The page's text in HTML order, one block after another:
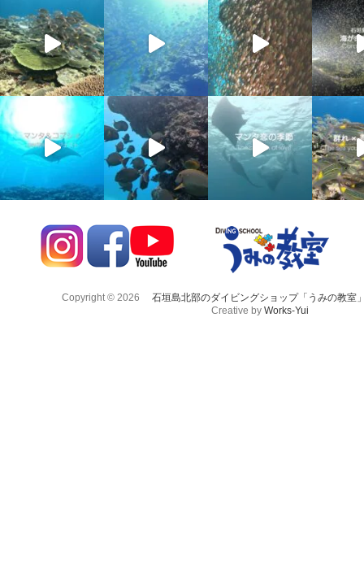
Copyright © 2026
石垣島北部のダイビングショップ「うみの教室
Creative by Works-Yui